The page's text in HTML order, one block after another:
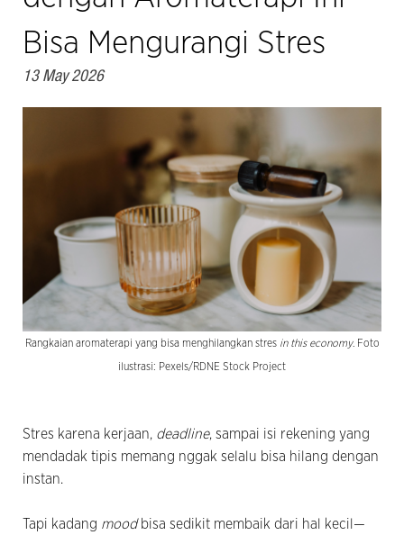
Bisa Mengurangi Stres
13 May 2026
Rangkaian aromaterapi yang bisa menghilangkan stres in this economy. Foto
ilustrasi: Pexels/RDNE Stock Project
Stres karena kerjaan, deadline, sampai isi rekening yang
mendadak tipis memang nggak selalu bisa hilang dengan
instan.
Tapi kadang mood bisa sedikit membaik dari hal kecil—